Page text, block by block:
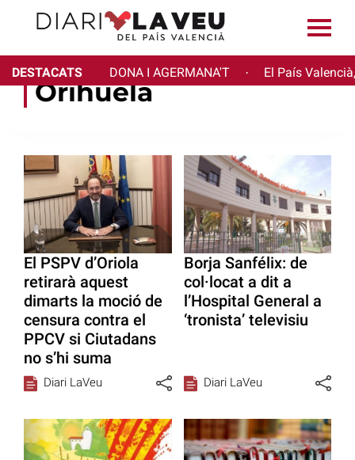
DESTACATS DONA I AGERMANA'T · El País
Orihuela
El PSPV d’Oriola
retirarà aquest
dimarts la moció de
censura contra el
PPCV si Ciutadans
no s’hi suma
Diari LaVeu
Borja Sanfélix: de
col·locat a dit a
l’Hospital General a
‘tronista’ televisiu
Diari LaVeu